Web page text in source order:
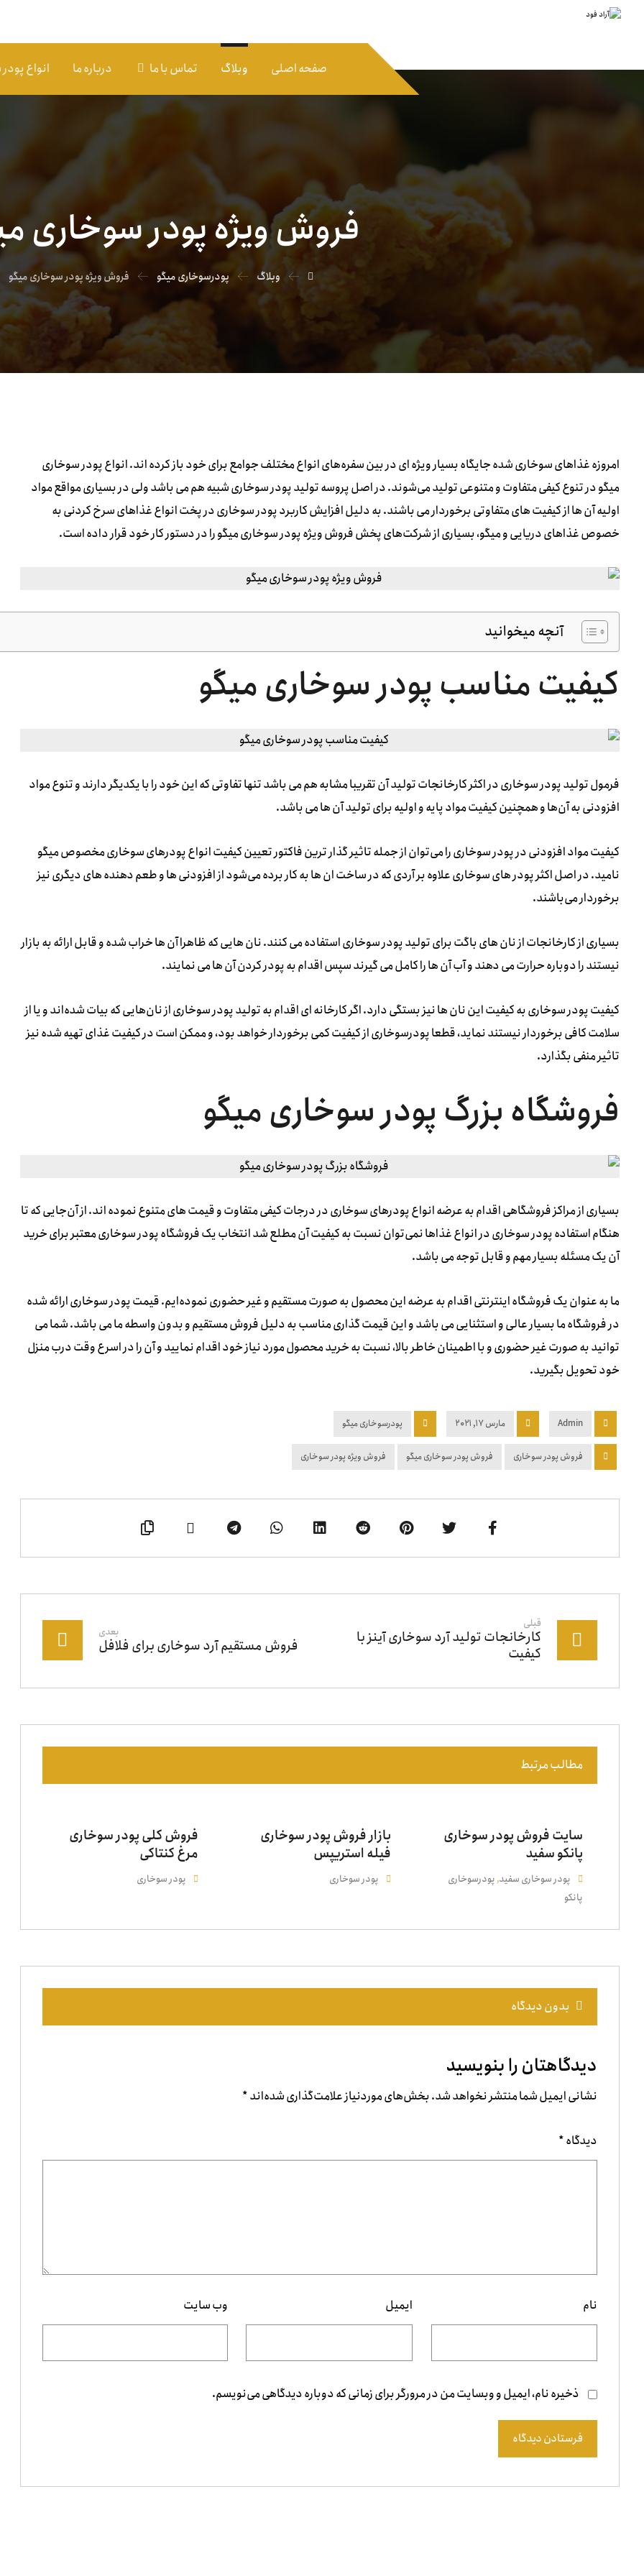
صفحه اصلی وبلاگ تماس با ما درباره ما انواع
فروش ویژه پودر سوخاری
وبلاگ پودرسوخاری میگو فروش ویژه پودر سوخاری میگو
امروزه غذاهای سوخاری شده جایگاه بسیار ویژه ای در بین سفره‌های انواع مختلف جوامع برای خود باز کرده اند. انواع پودر سوخاری
میگو در تنوع کیفی متفاوت و متنوعی تولید می‌شوند. در اصل پروسه تولید پودر سوخاری شبیه هم می باشد ولی در بسیاری مواقع مواد
اولیه آن ها از کیفیت های متفاوتی برخوردار می باشند. به دلیل افزایش کاربرد پودر سوخاری در پخت انواع غذاهای سرخ کردنی به
خصوص غذاهای دریایی و میگو، بسیاری از شرکت‌های پخش فروش ویژه پودر سوخاری میگو را در دستور کار خود قرار داده است.
آنچه میخوانید
کیفیت مناسب پودر سوخاری میگو
فرمول تولید پودر سوخاری در اکثر کارخانجات تولید آن تقریبا مشابه هم می باشد تنها تفاوتی که این خود را با یکدیگر دارند و تنوع مواد
افزودنی به آن‌ها و همچنین کیفیت مواد پایه و اولیه برای تولید آن ها می باشد.
کیفیت مواد افزودنی در پودر سوخاری را می‌توان از جمله تاثیر گذار ترین فاکتور تعیین کیفیت انواع پودرهای سوخاری مخصوص میگو
نامید. در اصل اکثر پودر های سوخاری علاوه بر آردی که در ساخت ان ها به کار برده می‌شود از افزودنی ها و طعم دهنده های دیگری نیز
برخوردار می‌باشند.
بسیاری از کارخانجات از نان های باگت برای تولید پودر سوخاری استفاده می کنند. نان هایی که ظاهرا آن ها خراب شده و قابل ارائه به بازار
نیستند را دوباره حرارت می دهند و آب آن ها را کامل می گیرند سپس اقدام به پودر کردن آن ها می نمایند.
کیفیت پودر سوخاری به کیفیت این نان ها نیز بستگی دارد. اگر کارخانه ای اقدام به تولید پودر سوخاری از نان‌هایی که بیات شده‌اند و یا از
سلامت کافی برخوردار نیستند نماید، قطعا پودرسوخاری از کیفیت کمی برخوردار خواهد بود، و ممکن است در کیفیت غذای تهیه شده نیز
تاثیر منفی بگذارد.
فروشگاه بزرگ پودر سوخاری میگو
بسیاری از مراکز فروشگاهی اقدام به عرضه انواع پودرهای سوخاری در درجات کیفی متفاوت و قیمت های متنوع نموده اند. از آن‌جایی که تا
هنگام استفاده پودر سوخاری در انواع غذاها نمی‌توان نسبت به کیفیت آن مطلع شد انتخاب یک فروشگاه پودر سوخاری معتبر برای خرید
آن یک مسئله بسیار مهم و قابل توجه می باشد.
ما به عنوان یک فروشگاه اینترنتی اقدام به عرضه این محصول به صورت مستقیم و غیر حضوری نموده‌ایم. قیمت پودر سوخاری ارائه شده
در فروشگاه ما بسیار عالی و استثنایی می باشد و این قیمت گذاری مناسب به دلیل فروش مستقیم و بدون واسطه ما می باشد. شما می
توانید به صورت غیر حضوری و با اطمینان خاطر بالا، نسبت به خرید محصول مورد نیاز خود اقدام نمایید و آن را در اسرع وقت درب منزل
خود تحویل بگیرید.
Admin مارس ۱۷, ۲۰۲۱ پودرسوخاری میگو
فروش پودر سوخاری فروش پودر سوخاری میگو فروش ویژه پودر سوخاری
قبلی
کارخانجات تولید آرد سوخاری آینز با
کیفیت
بعدی
فروش مستقیم آرد سوخاری برای فلافل
مطالب مرتبط
سایت فروش پودر سوخاری
پانکو سفید
پودر سوخاری سفید,پودرسوخاری
پانکو
بازار فروش پودر سوخاری
فیله استریپس
پودر سوخاری
فروش کلی پودر سوخاری
مرغ کنتاکی
پودر سوخاری
بدون دیدگاه
دیدگاهتان را بنویسید
نشانی ایمیل شما منتشر نخواهد شد.بخش‌های موردنیاز علامت‌گذاری شده‌اند*
دیدگاه*
نام ایمیل وب‌ سایت
ذخیره نام، ایمیل و وبسایت من در مرورگر برای زمانی که دوباره دیدگاهی می‌نویسم.
فرستادن دیدگاه